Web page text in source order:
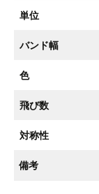
単位
バンド幅
色
飛び数
対称性
備考